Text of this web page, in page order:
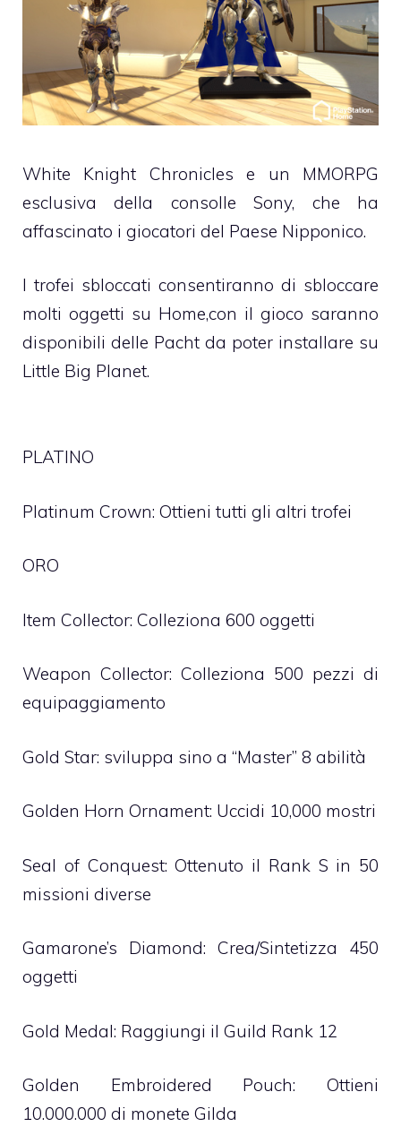
White Knight Chronicles e un MMORPG
esclusiva della consolle Sony, che ha
affascinato i giocatori del Paese Nipponico.
I trofei sbloccati consentiranno di sbloccare
molti oggetti su Home,con il gioco saranno
disponibili delle Pacht da poter installare su
Little Big Planet.
PLATINO
Platinum Crown: Ottieni tutti gli altri trofei
ORO
Item Collector: Colleziona 600 oggetti
Weapon Collector: Colleziona 500 pezzi di
equipaggiamento
Gold Star: sviluppa sino a “Master” 8 abilità
Golden Horn Ornament: Uccidi 10,000 mostri
Seal of Conquest: Ottenuto il Rank S in 50
missioni diverse
Gamarone’s Diamond: Crea/Sintetizza 450
oggetti
Gold Medal: Raggiungi il Guild Rank 12
Golden Embroidered Pouch: Ottieni
10.000.000 di monete Gilda